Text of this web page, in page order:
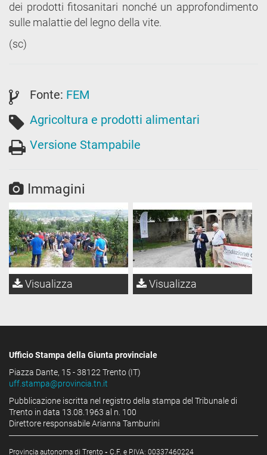
dei prodotti fitosanitari nonché un approfondimento
sulle malattie del legno della vite.
(sc)
Fonte: FEM
Agricoltura e prodotti alimentari
Versione Stampabile
Immagini
Visualizza Visualizza
Ufficio Stampa della Giunta provinciale
Piazza Dante, 15 - 38122 Trento (IT)
uff.stampa@provincia.tn.it
Pubblicazione iscritta nel registro della stampa del Tribunale di
Trento in data 13.08.1963 al n. 100
Direttore responsabile Arianna Tamburini
Provincia autonoma di Trento - C.F. e P.IVA: 00337460224